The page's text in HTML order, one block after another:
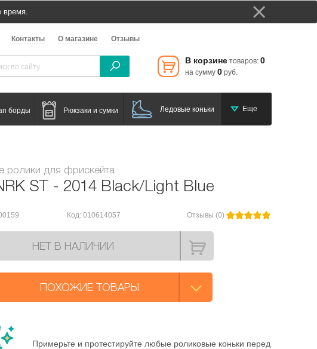
время.
Контакты О магазине Отзывы
В корзине товаров: 0
на сумму 0 руб.
борды Рюкзаки и сумки Ледовые коньки Еще
ролики для фрискейта
ST - 2014 Black/Light Blue
Код: 010614057 Отзывы (0)
НЕТ В НАЛИЧИИ
ПОХОЖИЕ ТОВАРЫ
Примерьте и протестируйте любые роликовые коньки перед